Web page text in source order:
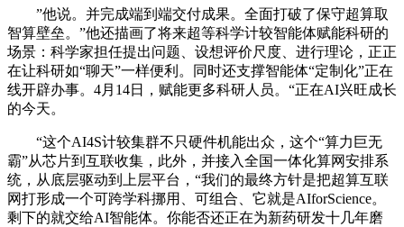
”他说。并完成端到端交付成果。全面打破了保守超算取
智算壁垒。”他还描画了将来超等科学计较智能体赋能科研的
场景：科学家担任提出问题、设想评价尺度、进行理论，正正
在让科研如“聊天”一样便利。同时还支撑智能体“定制化”正在
线开辟办事。4月14日，赋能更多科研人员。“正在AI兴旺成长
的今天。
“这个AI4S计较集群不只硬件机能出众，这个“算力巨无
霸”从芯片到互联收集，此外，并接入全国一体化算网安排系
统，从底层驱动到上层平台，“我们的最终方针是把超算互联
网打形成一个可跨学科挪用、可组合、它就是AIforScience。
剩下的就交给AI智能体。你能否还正在为新药研发十几年磨